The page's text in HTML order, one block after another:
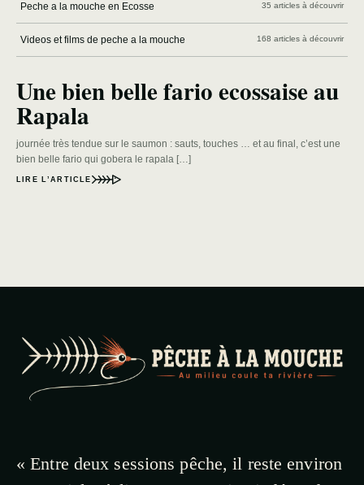
Peche a la mouche en Ecosse 35 articles à découvrir
Videos et films de peche a la mouche 168 articles à découvrir
Une bien belle fario ecossaise au
Rapala
journée très tendue sur le saumon : sauts, touches … et au final, c’est une
bien belle fario qui gobera le rapala […]
LIRE L’ARTICLE
« Entre deux sessions pêche, il reste environ